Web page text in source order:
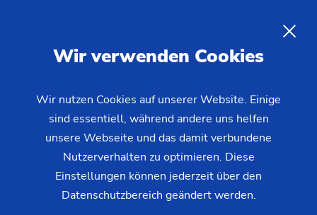
Flexsplines, auch als flexible Wellenräder, Flextopf
oder Kragenhülse bezeichnet, bilden das Herzstück
von Wellgetrieben. Diese hochpräzisen Bauteile
ermöglichen sehr hohe Untersetzungsverhältnisse
in einer einzigen Getriebestufe – ein
entscheidender Vorteil gegenüber konventionellen
Wir verwenden Cookies
Wir nutzen Cookies auf unserer Website. Einige
sind essentiell, während andere uns helfen
unsere Webseite und das damit verbundene
Nutzerverhalten zu optimieren. Diese
Einstellungen können jederzeit über den
Datenschutzbereich geändert werden.